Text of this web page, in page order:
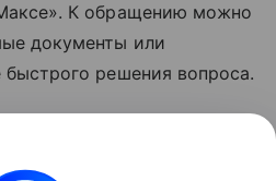
К обращению можно
документы или
решения вопроса.